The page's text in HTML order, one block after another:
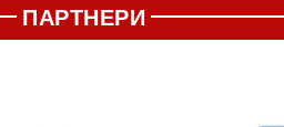
ПАРТНЕРИ